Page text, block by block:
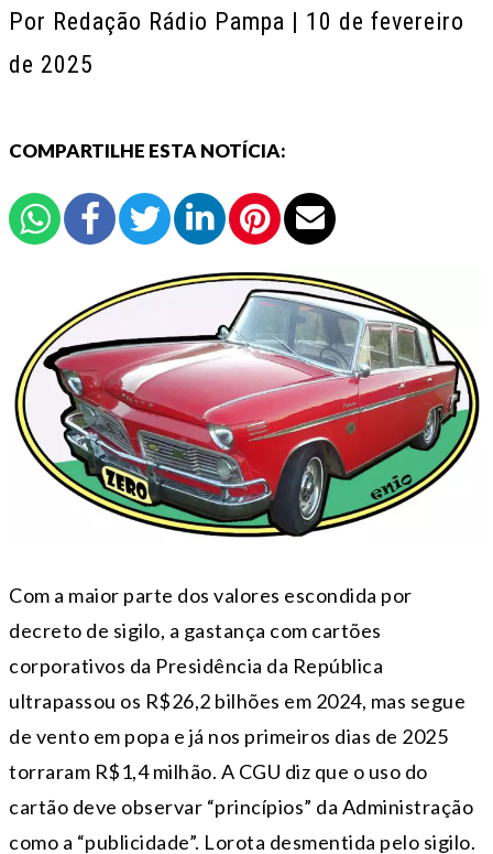
Por Redação Rádio Pampa | 10 de fevereiro
de 2025
COMPARTILHE ESTA NOTÍCIA:
Com a maior parte dos valores escondida por
decreto de sigilo, a gastança com cartões
corporativos da Presidência da República
ultrapassou os R$26,2 bilhões em 2024, mas segue
de vento em popa e já nos primeiros dias de 2025
torraram R$1,4 milhão. A CGU diz que o uso do
cartão deve observar “princípios” da Administração
como a “publicidade”. Lorota desmentida pelo sigilo.